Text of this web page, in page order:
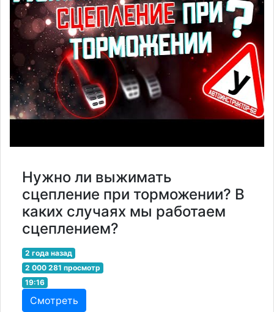
Нужно ли выжимать
сцепление при торможении? В
каких случаях мы работаем
сцеплением?
2 года назад
2 000 281 просмотр
19:16
Смотреть